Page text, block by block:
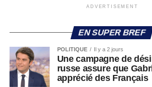
ADVERTISEMENT
EN SUPER BREF
POLITIQUE Il y a 2 jours
Une campagne de
russe assure que
apprécié des Français